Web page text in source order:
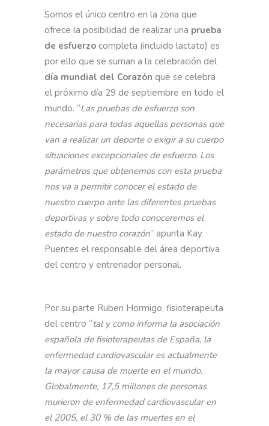
Somos el único centro en la zona que
ofrece la posibilidad de realizar una prueba
de esfuerzo completa (incluido lactato) es
por ello que se suman a la celebración del
día mundial del Corazón que se celebra
el próximo día 29 de septiembre en todo el
mundo. “Las pruebas de esfuerzo son
necesarias para todas aquellas personas que
van a realizar un deporte o exigir a su cuerpo
situaciones excepcionales de esfuerzo. Los
parámetros que obtenemos con esta prueba
nos va a permitir conocer el estado de
nuestro cuerpo ante las diferentes pruebas
deportivas y sobre todo conoceremos el
estado de nuestro corazón” apunta Kay
Puentes el responsable del área deportiva
del centro y entrenador personal.
Por su parte Ruben Hormigo, fisioterapeuta
del centro “tal y como informa la asociación
española de fisioterapeutas de España, la
enfermedad cardiovascular es actualmente
la mayor causa de muerte en el mundo.
Globalmente, 17,5 millones de personas
murieron de enfermedad cardiovascular en
el 2005, el 30 % de las muertes en el